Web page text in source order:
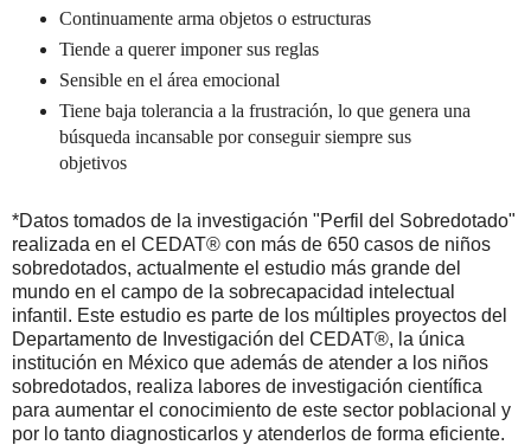
Continuamente arma objetos o estructuras
Tiende a querer imponer sus reglas
Sensible en el área emocional
Tiene baja tolerancia a la frustración, lo que genera una
búsqueda incansable por conseguir siempre sus
objetivos
*Datos tomados de la investigación "Perfil del Sobredotado"
realizada en el CEDAT® con más de 650 casos de niños
sobredotados, actualmente el estudio más grande del
mundo en el campo de la sobrecapacidad intelectual
infantil. Este estudio es parte de los múltiples proyectos del
Departamento de Investigación del CEDAT®, la única
institución en México que además de atender a los niños
sobredotados, realiza labores de investigación científica
para aumentar el conocimiento de este sector poblacional y
por lo tanto diagnosticarlos y atenderlos de forma eficiente.